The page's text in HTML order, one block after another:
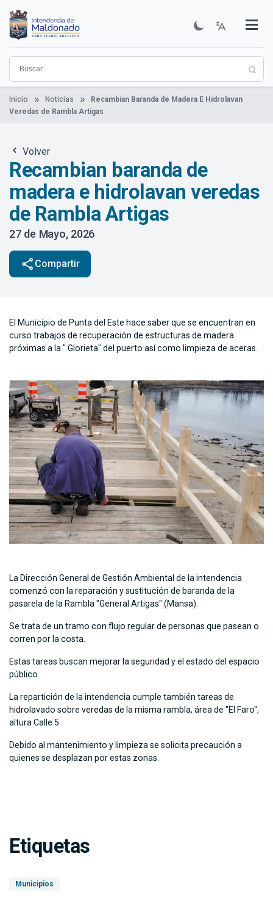
contenido
principal
Institucional
Municipios
Descubre Maldonado
Comunicación
Servicios
Guía De Trámites
Ver Noticias
Inicio Noticias
Recambian Baranda de Madera E Hidrolavan
Veredas de Rambla Artigas
Volver
Recambian baranda de
madera e hidrolavan veredas
de Rambla Artigas
27 de Mayo, 2026
share Compartir
El Municipio de Punta del Este hace saber que se encuentran en
curso trabajos de recuperación de estructuras de madera
próximas a la " Glorieta" del puerto así como limpieza de aceras.
La Dirección General de Gestión Ambiental de la intendencia
comenzó con la reparación y sustitución de baranda de la
pasarela de la Rambla "General Artigas" (Mansa).
Se trata de un tramo con flujo regular de personas que pasean o
corren por la costa.
Estas tareas buscan mejorar la seguridad y el estado del espacio
público.
La repartición de la intendencia cumple también tareas de
hidrolavado sobre veredas de la misma rambla, área de "El Faro",
altura Calle 5.
Debido al mantenimiento y limpieza se solicita precaución a
quienes se desplazan por estas zonas.
Etiquetas
Municipios